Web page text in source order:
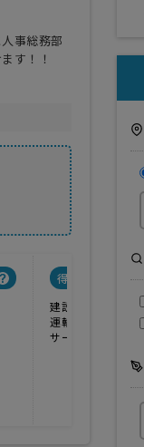
事総務部
す！！
得意業界
建設業
運輸業
サービス業